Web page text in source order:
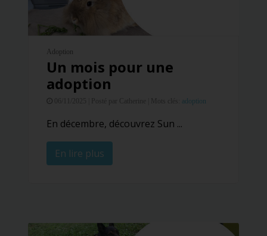
Adoption
Un mois pour une
adoption
Posté par Catherine | adoption
En décembre, découvrez Sun ...
En lire plus